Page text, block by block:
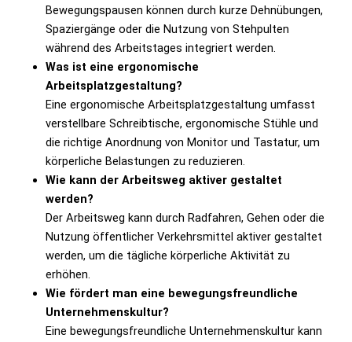
Bewegungspausen können durch kurze Dehnübungen,
Spaziergänge oder die Nutzung von Stehpulten
während des Arbeitstages integriert werden.
Was ist eine ergonomische
Arbeitsplatzgestaltung?
Eine ergonomische Arbeitsplatzgestaltung umfasst
verstellbare Schreibtische, ergonomische Stühle und
die richtige Anordnung von Monitor und Tastatur, um
körperliche Belastungen zu reduzieren.
Wie kann der Arbeitsweg aktiver gestaltet
werden?
Der Arbeitsweg kann durch Radfahren, Gehen oder die
Nutzung öffentlicher Verkehrsmittel aktiver gestaltet
werden, um die tägliche körperliche Aktivität zu
erhöhen.
Wie fördert man eine bewegungsfreundliche
Unternehmenskultur?
Eine bewegungsfreundliche Unternehmenskultur kann